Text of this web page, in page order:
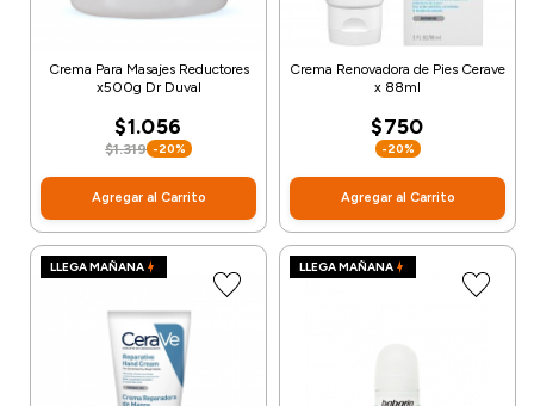
Crema Para Masajes Reductores
x500g Dr Duval
$1.056
$1.319 -20%
Agregar al Carrito
Crema Renovadora de Pies Cerave
x 88ml
$750
-20%
Agregar al Carrito
LLEGA MAÑANA LLEGA MAÑANA